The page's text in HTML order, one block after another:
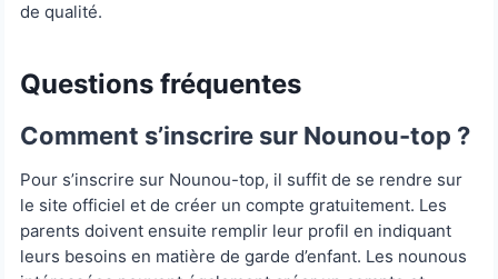
de qualité.
Questions fréquentes
Comment s’inscrire sur Nounou-top ?
Pour s’inscrire sur Nounou-top, il suffit de se rendre sur
le site officiel et de créer un compte gratuitement. Les
parents doivent ensuite remplir leur profil en indiquant
leurs besoins en matière de garde d’enfant. Les nounous